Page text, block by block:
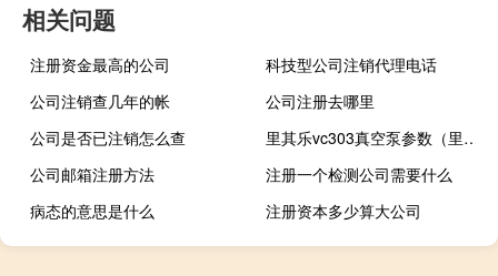
相关问题
注册资金最高的公司
科技型公司注销代理电话
公司注销查几年的帐
公司注册去哪里
公司是否已注销怎么查
里其乐vc303真空泵参数（里其乐真空泵简介）
公司邮箱注册方法
注册一个检测公司需要什么
病态的意思是什么
注册资本多少算大公司